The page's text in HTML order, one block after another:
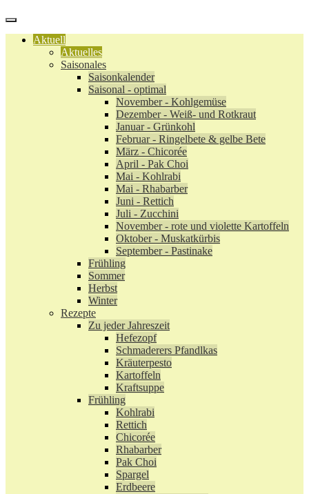
Aktuell
Aktuelles
Saisonales
Saisonkalender
Saisonal - optimal
November - Kohlgemüse
Dezember - Weiß- und Rotkraut
Januar - Grünkohl
Februar - Ringelbete & gelbe Bete
März - Chicorée
April - Pak Choi
Mai - Kohlrabi
Mai - Rhabarber
Juni - Rettich
Juli - Zucchini
November - rote und violette Kartoffeln
Oktober - Muskatkürbis
September - Pastinake
Frühling
Sommer
Herbst
Winter
Rezepte
Zu jeder Jahreszeit
Hefezopf
Schmaderers Pfandlkas
Kräuterpesto
Kartoffeln
Kraftsuppe
Frühling
Kohlrabi
Rettich
Chicorée
Rhabarber
Pak Choi
Spargel
Erdbeere